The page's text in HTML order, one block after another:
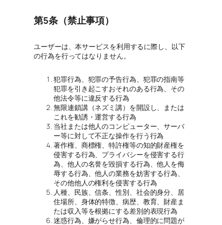
第5条（禁止事項）
ユーザーは、本サービスを利用するに際し、以下
の行為を行ってはなりません。
犯罪行為、犯罪の予告行為、犯罪の指南等
犯罪を引き起こすおそれのある行為、その
他法令等に違反する行為
無限連鎖講（ネズミ講）を開設し、または
これを勧誘・運営する行為
当社または他人のコンピューター、サーバ
ー等に対して不正な操作を行う行為
著作権、商標権、特許権等の知的財産権を
侵害する行為、プライバシーを侵害する行
為、他人の名誉を毀損する行為、他人を侮
辱する行為、他人の業務を妨害する行為、
その他他人の権利を侵害する行為
人種、民族、信条、性別、社会的身分、居
住場所、身体的特徴、病歴、教育、財産ま
たは収入等を根拠にする差別的表現行為
迷惑行為、嫌がらせ行為、倫理的に問題が